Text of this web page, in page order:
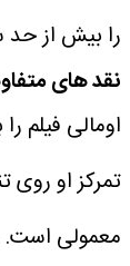
را بیش از حد
نقد های
اومالی فیلم
تمرکز او روی
معمولی است.